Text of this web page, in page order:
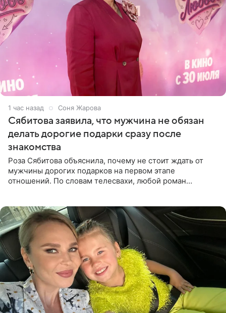
1 час назад Соня Жарова
Сябитова заявила, что мужчина не обязан
делать дорогие подарки сразу после
знакомства
Роза Сябитова объяснила, почему не стоит ждать от
мужчины дорогих подарков на первом этапе
отношений. По словам телесвахи, любой роман